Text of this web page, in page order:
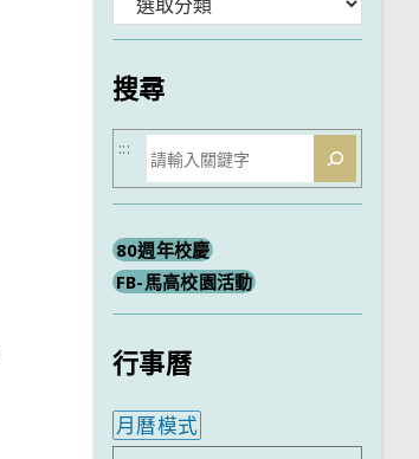
類
搜尋
搜
尋
:::
80週年校慶
FB-馬高校園活動
行事曆
月曆模式